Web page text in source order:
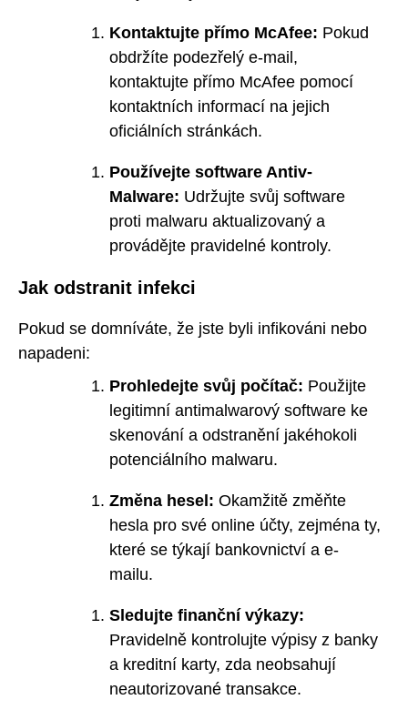
Kontaktujte přímo McAfee: Pokud
obdržíte podezřelý e-mail,
kontaktujte přímo McAfee pomocí
kontaktních informací na jejich
oficiálních stránkách.
Používejte software Antiv-
Malware: Udržujte svůj software
proti malwaru aktualizovaný a
provádějte pravidelné kontroly.
Jak odstranit infekci
Pokud se domníváte, že jste byli infikováni nebo
napadeni:
Prohledejte svůj počítač: Použijte
legitimní antimalwarový software ke
skenování a odstranění jakéhokoli
potenciálního malwaru.
Změna hesel: Okamžitě změňte
hesla pro své online účty, zejména ty,
které se týkají bankovnictví a e-
mailu.
Sledujte finanční výkazy:
Pravidelně kontrolujte výpisy z banky
a kreditní karty, zda neobsahují
neautorizované transakce.